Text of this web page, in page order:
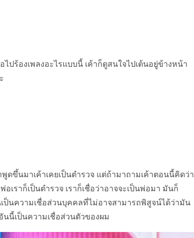
ปร้องเพลงอะไรแบบนี้ เค้าก็ดูสนใจไปเต้นอยู่ข้างหน้า
ขึ้นมาเค้าเคยเป็นตำรวจ แต่ถ้ามาถามเค้าตอนนี้คิดว่า
เราก็เป็นตำรวจ เราก็เชื่อว่าอาจจะเป็นพ่อมา มันก็
นความเชื่อส่วนบุคคลที่ไม่อาจสามารถพิสูจน์ได้ว่ามัน
นนี้เป็นความเชื่อส่วนตัวของผม